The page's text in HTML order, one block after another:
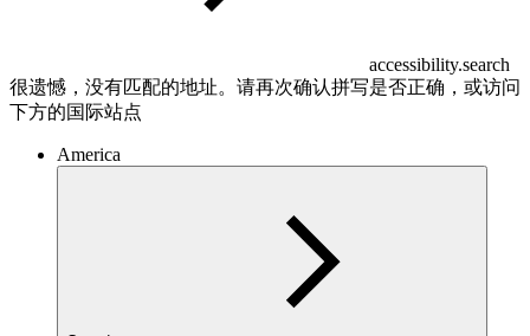
accessibility.search
很遗憾，没有匹配的地址。请再次确认拼写是否正确，或访问
下方的国际站点
America